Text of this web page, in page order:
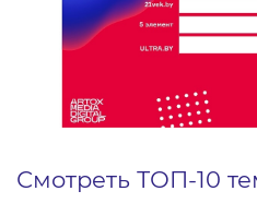
Смотреть ТОП-10